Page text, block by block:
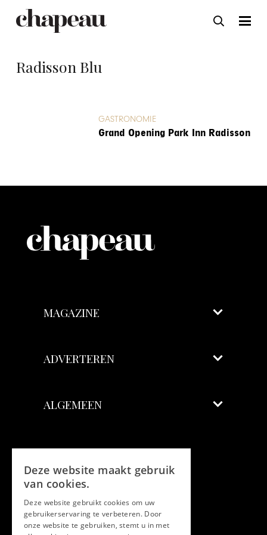
Radisson Blu
GASTRONOMIE
Grand Opening Park Inn Radisson
MAGAZINE
ADVERTEREN
ALGEMEEN
Facebook
Twitter
Deze website maakt gebruik
van cookies.
Deze website gebruikt cookies om uw
gebruikerservaring te verbeteren. Door
onze website te gebruiken, stemt u in met